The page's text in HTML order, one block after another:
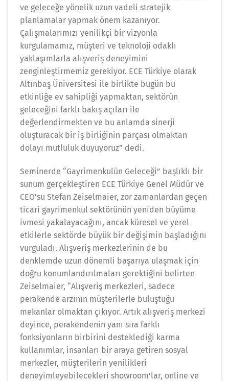
ve geleceğe yönelik uzun vadeli stratejik
planlamalar yapmak önem kazanıyor.
Çalışmalarımızı yenilikçi bir vizyonla
kurgulamamız, müşteri ve teknoloji odaklı
yaklaşımlarla alışveriş deneyimini
zenginleştirmemiz gerekiyor. ECE Türkiye olarak
Altınbaş Üniversitesi ile birlikte bugün bu
etkinliğe ev sahipliği yapmaktan, sektörün
geleceğini farklı bakış açıları ile
değerlendirmekten ve bu anlamda sinerji
oluşturacak bir iş birliğinin parçası olmaktan
dolayı mutluluk duyuyoruz” dedi.
Seminerde “Gayrimenkulün Geleceği” başlıklı bir
sunum gerçekleştiren ECE Türkiye Genel Müdür ve
CEO’su Stefan Zeiselmaier, zor zamanlardan geçen
ticari gayrimenkul sektörünün yeniden büyüme
ivmesi yakalayacağını, ancak küresel ve yerel
etkilerle sektörde büyük bir değişimin başladığını
vurguladı. Alışveriş merkezlerinin de bu
denklemde uzun dönemli başarıya ulaşmak için
doğru konumlandırılmaları gerektiğini belirten
Zeiselmaier, “Alışveriş merkezleri, sadece
perakende arzının müşterilerle buluştuğu
mekanlar olmaktan çıkıyor. Artık alışveriş merkezi
deyince, perakendenin yanı sıra farklı
fonksiyonların birbirini desteklediği karma
kullanımlar, insanları bir araya getiren sosyal
merkezler, müşterilerin yenilikleri
deneyimleyebilecekleri showroom’lar, online ve